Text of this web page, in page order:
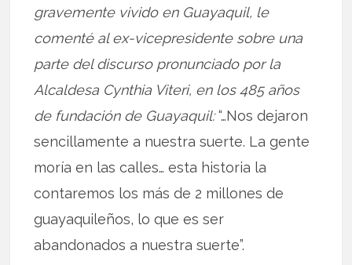
gravemente vivido en Guayaquil, le
comenté al ex-vicepresidente sobre una
parte del discurso pronunciado por la
Alcaldesa Cynthia Viteri, en los 485 años
de fundación de Guayaquil:“…Nos dejaron
sencillamente a nuestra suerte. La gente
moría en las calles… esta historia la
contaremos los más de 2 millones de
guayaquileños, lo que es ser
abandonados a nuestra suerte”.